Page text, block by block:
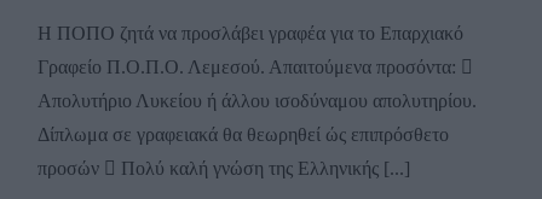
Για
Κενή
Θέση
στο
Επαρχ.
Η ΠΟΠΟ ζητά να προσλάβει γραφέα για το Επαρχιακό
Γραφείο Π.Ο.Π.Ο. Λεμεσού. Απαιτούμενα προσόντα: 
Απολυτήριο Λυκείου ή άλλου ισοδύναμου απολυτηρίου.
Δίπλωμα σε γραφειακά θα θεωρηθεί ώς επιπρόσθετο
προσών  Πολύ καλή γνώση της Ελληνικής [...]